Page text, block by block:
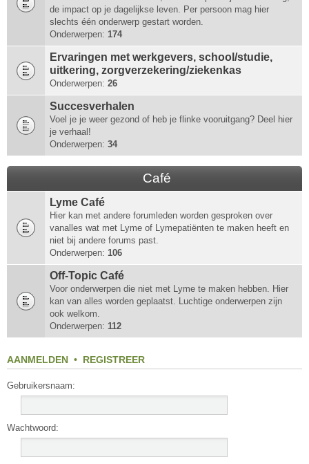
de impact op je dagelijkse leven. Per persoon mag hier
slechts één onderwerp gestart worden.
Onderwerpen: 174
Ervaringen met werkgevers, school/studie,
uitkering, zorgverzekering/ziekenkas
Onderwerpen: 26
Succesverhalen
Voel je je weer gezond of heb je flinke vooruitgang? Deel hier
je verhaal!
Onderwerpen: 34
Café
Lyme Café
Hier kan met andere forumleden worden gesproken over
vanalles wat met Lyme of Lymepatiënten te maken heeft en
niet bij andere forums past.
Onderwerpen: 106
Off-Topic Café
Voor onderwerpen die niet met Lyme te maken hebben. Hier
kan van alles worden geplaatst. Luchtige onderwerpen zijn
ook welkom.
Onderwerpen: 112
AANMELDEN • REGISTREER
Gebruikersnaam:
Wachtwoord: